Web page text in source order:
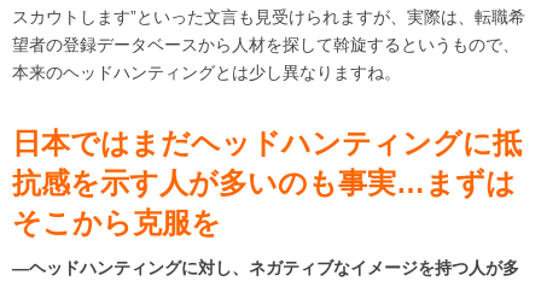
スカウトします”といった文言も見受けられますが、実際は、転職希
望者の登録データベースから人材を探して斡旋するというもので、
本来のヘッドハンティングとは少し異なりますね。
日本ではまだヘッドハンティングに抵
抗感を示す人が多いのも事実…まずは
そこから克服を
―ヘッドハンティングに対し、ネガティブなイメージを持つ人が多